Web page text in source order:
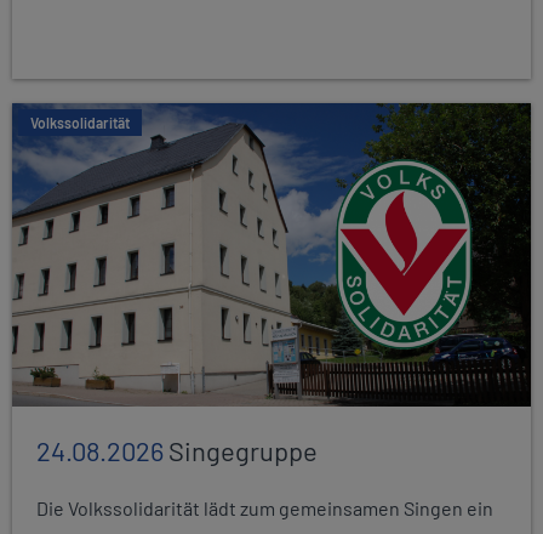
Volkssolidarität
24.08.2026Singegruppe
Die Volkssolidarität lädt zum gemeinsamen Singen ein